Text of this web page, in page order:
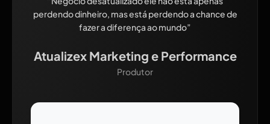
perdendo dinheiro, mas está perdendo a chance de
fazer a diferença ao mundo”
Atualizex Marketing e Performance
Produtor